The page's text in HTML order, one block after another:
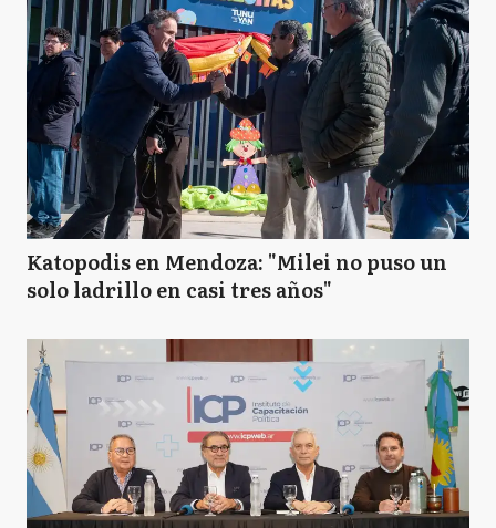
Katopodis en Mendoza: "Milei no puso un
solo ladrillo en casi tres años"